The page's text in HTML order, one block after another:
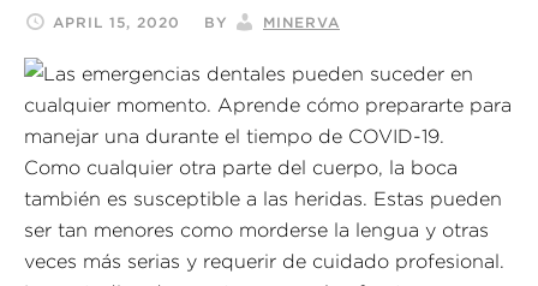
APRIL 15, 2020 BY MINERVA
Como cualquier otra parte del cuerpo, la boca
también es susceptible a las heridas. Estas pueden
ser tan menores como morderse la lengua y otras
veces más serias y requerir de cuidado profesional.